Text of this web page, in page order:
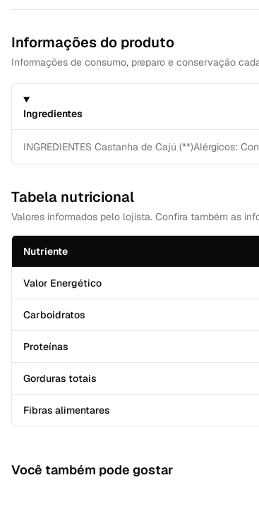
Informações do produto
Informações de consumo, preparo e conservação
Ingredientes
INGREDIENTES Castanha de Cajú (**)Alérgicos:
Tabela nutricional
Valores informados pelo lojista. Confira também as
Nutriente
Valor Energético
Carboidratos
Proteínas
Gorduras totais
Fibras alimentares
Você também pode gostar